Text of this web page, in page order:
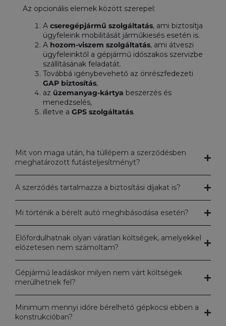
Az opcionális elemek között szerepel:
A cseregépjármű szolgáltatás, ami biztosítja
ügyfeleink mobilitását járműkiesés esetén is.
A hozom-viszem szolgáltatás, ami átveszi
ügyfeleinktől a gépjármű időszakos szervizbe
szállításának feladatát.
Továbbá igénybevehető az önrészfedezeti
GAP biztosítás,
az üzemanyag-kártya beszerzés és
menedzselés,
illetve a GPS szolgáltatás.
Mit von maga után, ha túllépem a szerződésben
meghatározott futásteljesítményt?
A szerződés tartalmazza a biztosítási díjakat is?
Mi történik a bérelt autó meghibásodása esetén?
Előfordulhatnak olyan váratlan költségek, amelyekkel
előzetesen nem számoltam?
Gépjármű leadáskor milyen nem várt költségek
merülhetnek fel?
Minimum mennyi időre bérelhető gépkocsi ebben a
konstrukcióban?